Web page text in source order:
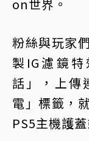
on世界。
粉絲與玩家
製IG濾鏡
話」，上傳
電」標籤，
PS5主機護